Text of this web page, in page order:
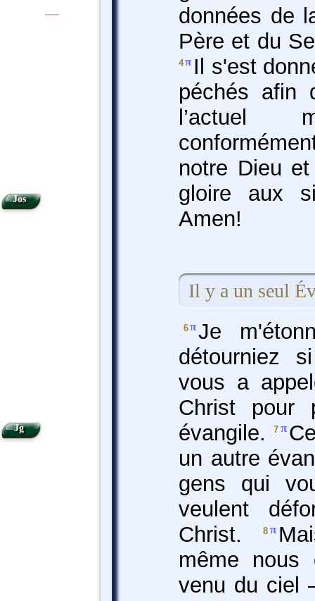
données de
Père et du
4π Il s'est
péchés afin
l’actuel
notre Dieu
gloire aux
Amen!
Il y a un seul
6πJe
détourniez
vous a
Christ pour
évangile.7 π
un autre
gens qui
veulent
Christ.8 π
même nous
venu du ciel
Jos
Jg